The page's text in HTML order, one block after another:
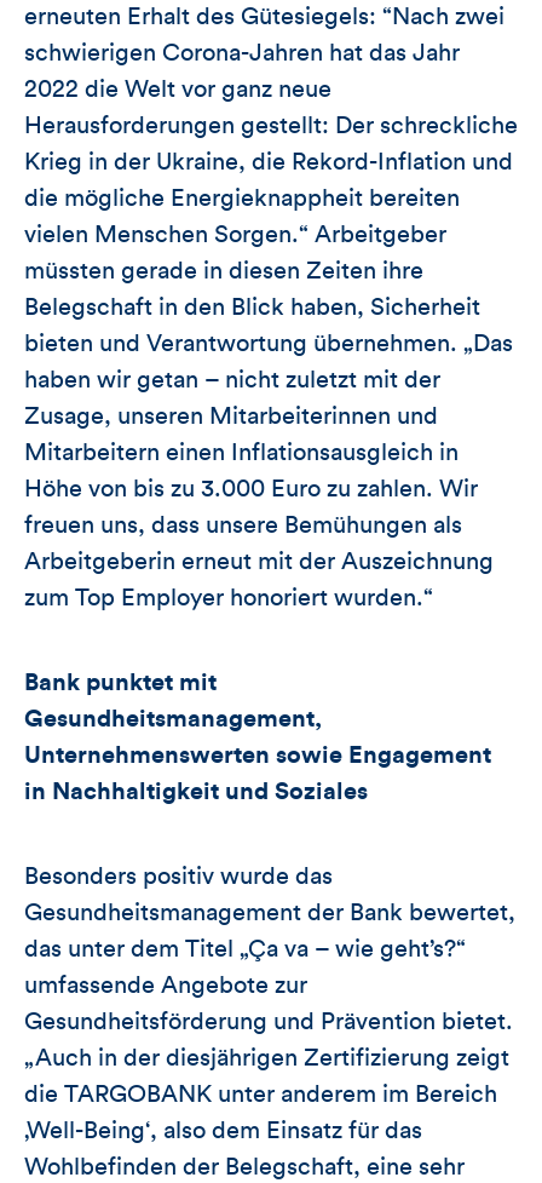
erneuten Erhalt des Gütesiegels: “Nach zwei
schwierigen Corona-Jahren hat das Jahr
2022 die Welt vor ganz neue
Herausforderungen gestellt: Der schreckliche
Krieg in der Ukraine, die Rekord-Inflation und
die mögliche Energieknappheit bereiten
vielen Menschen Sorgen.“ Arbeitgeber
müssten gerade in diesen Zeiten ihre
Belegschaft in den Blick haben, Sicherheit
bieten und Verantwortung übernehmen. „Das
haben wir getan – nicht zuletzt mit der
Zusage, unseren Mitarbeiterinnen und
Mitarbeitern einen Inflationsausgleich in
Höhe von bis zu 3.000 Euro zu zahlen. Wir
freuen uns, dass unsere Bemühungen als
Arbeitgeberin erneut mit der Auszeichnung
zum Top Employer honoriert wurden.“
Bank punktet mit
Gesundheitsmanagement,
Unternehmenswerten sowie Engagement
in Nachhaltigkeit und Soziales
Besonders positiv wurde das
Gesundheitsmanagement der Bank bewertet,
das unter dem Titel „Ça va – wie geht’s?“
umfassende Angebote zur
Gesundheitsförderung und Prävention bietet.
„Auch in der diesjährigen Zertifizierung zeigt
die TARGOBANK unter anderem im Bereich
‚Well-Being‘, also dem Einsatz für das
Wohlbefinden der Belegschaft, eine sehr